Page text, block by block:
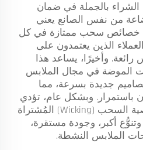
الشراء بالجملة في ضمان
من نفس الصانع يعني
خصائص سحب ممتازة في كل
الذين يعتمدون على
رائعة. وأخيرًا، يساعد هذا
الموضة في مجال الملابس
جديدة بسرعة، مما
باستمرار. وبشكل عام، تؤدي
الملابس النشطة ذات خاصية السحب (Wicking) المُشتراة
أكبر، وجودة مستقرة،
الملابس النشطة.